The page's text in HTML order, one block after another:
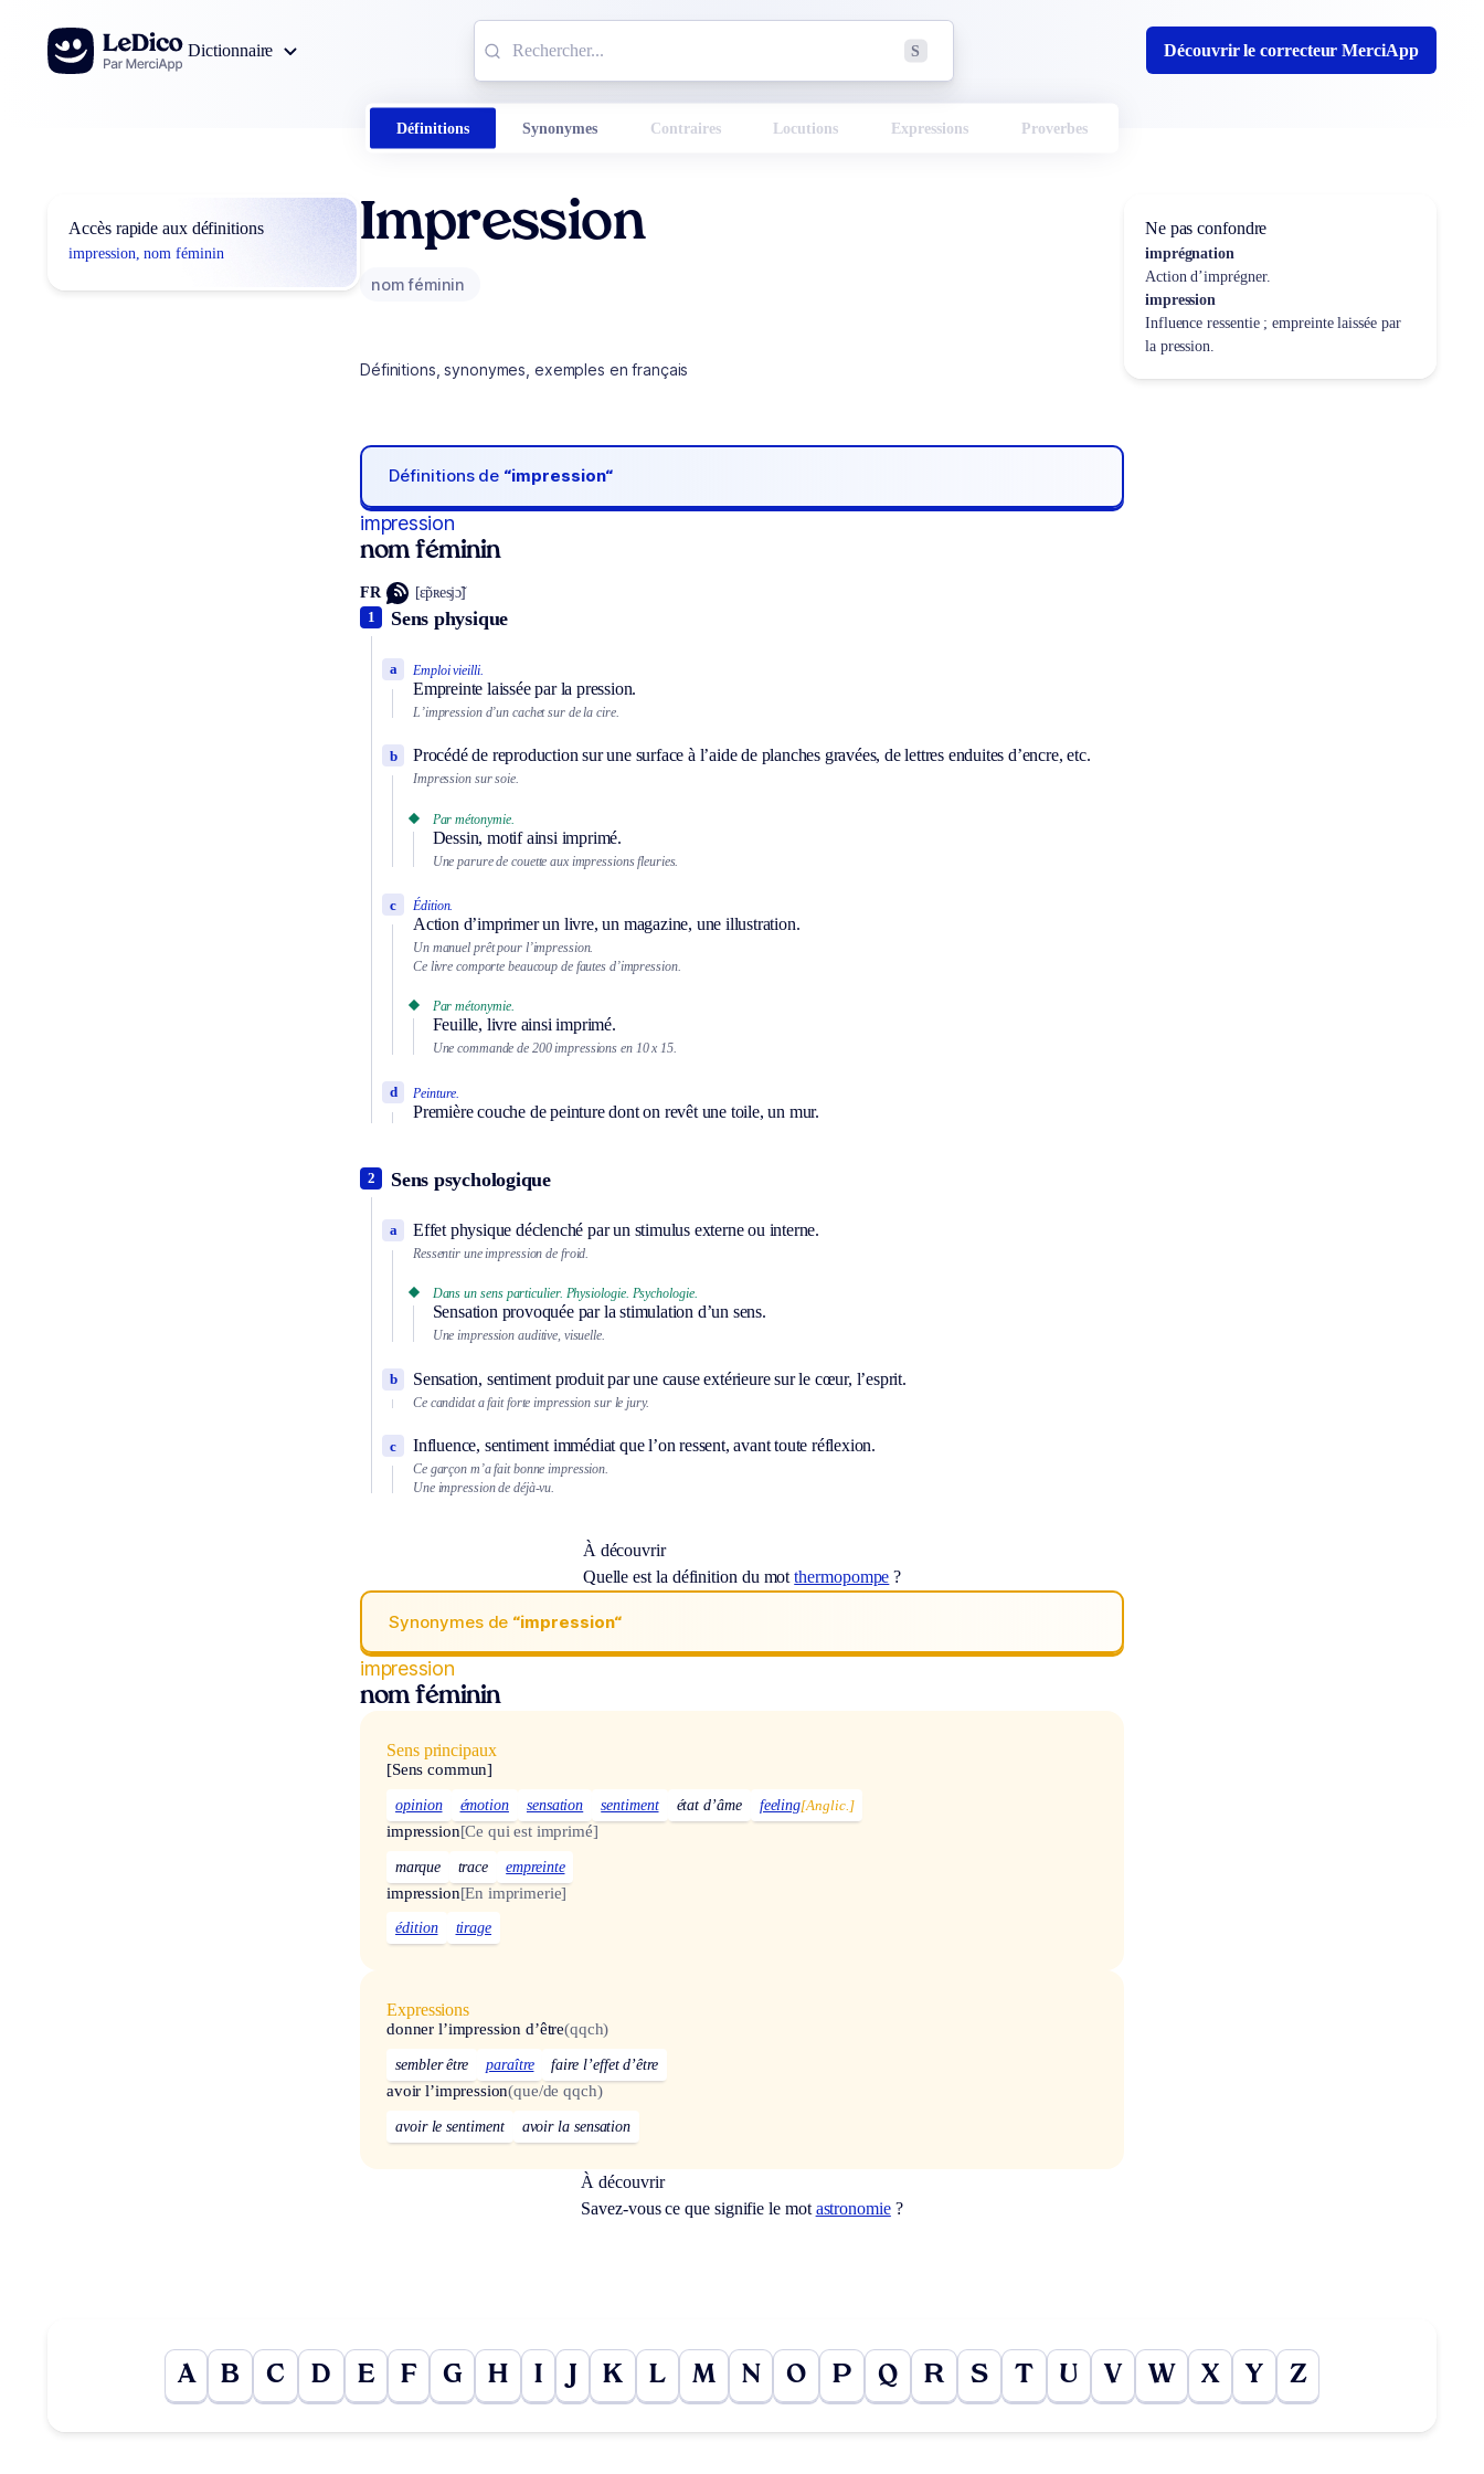
Aller au contenu
Dictionnaire
S Découvrir le correcteur MerciApp
Définitions Synonymes Contraires Locutions Expressions Proverbes
Accès rapide aux définitions
impression, nom féminin
Impression
nom féminin
Définitions, synonymes, exemples en français
Définitions de “impression“
impression
nom féminin
FR [ɛ̃pʀesjɔ̃]
Sens physique
1
Emploi vieilli.
Empreinte laissée par la pression.
a
L’impression d’un cachet sur de la cire.
Procédé de reproduction sur une surface à l’aide de planches gravées, de lettres enduites d’encre, etc.
b
Impression sur soie.
Par métonymie.
Dessin, motif ainsi imprimé.
Une parure de couette aux impressions fleuries.
Édition.
Action d’imprimer un livre, un magazine, une illustration.
c
Un manuel prêt pour l’impression.
Ce livre comporte beaucoup de fautes d’impression.
Par métonymie.
Feuille, livre ainsi imprimé.
Une commande de 200 impressions en 10 x 15.
Peinture.
Première couche de peinture dont on revêt une toile, un mur.
d
Sens psychologique
2
Effet physique déclenché par un stimulus externe ou interne.
a
Ressentir une impression de froid.
Dans un sens particulier. Physiologie. Psychologie.
Sensation provoquée par la stimulation d’un sens.
Une impression auditive, visuelle.
Sensation, sentiment produit par une cause extérieure sur le cœur, l’esprit.
b
Ce candidat a fait forte impression sur le jury.
Influence, sentiment immédiat que l’on ressent, avant toute réflexion.
c
Ce garçon m’a fait bonne impression.
Une impression de déjà-vu.
À découvrir
Quelle est la définition du motthermopompe ?
Synonymes de “impression“
impression
nom féminin
Sens principaux
[Sens commun]
opinion émotion sensation sentiment état d’âme feeling[Anglic.]
impression[Ce qui est imprimé]
marque trace empreinte
impression[En imprimerie]
édition tirage
Expressions
donner l’impression d’être(qqch)
sembler être paraître faire l’effet d’être
avoir l’impression(que/de qqch)
avoir le sentiment avoir la sensation
À découvrir
Savez-vous ce que signifie le mot astronomie?
Ne pas confondre
imprégnation
Action d’imprégner.
impression
Influence ressentie ; empreinte laissée par
la pression.
A B C D E F G H I J K L M N O P Q R S T U V W X Y Z